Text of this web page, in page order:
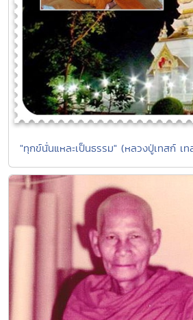
"ทุกข์นั่นแหละเป็นธรรม" (หลวงปู่เทสก์ เท